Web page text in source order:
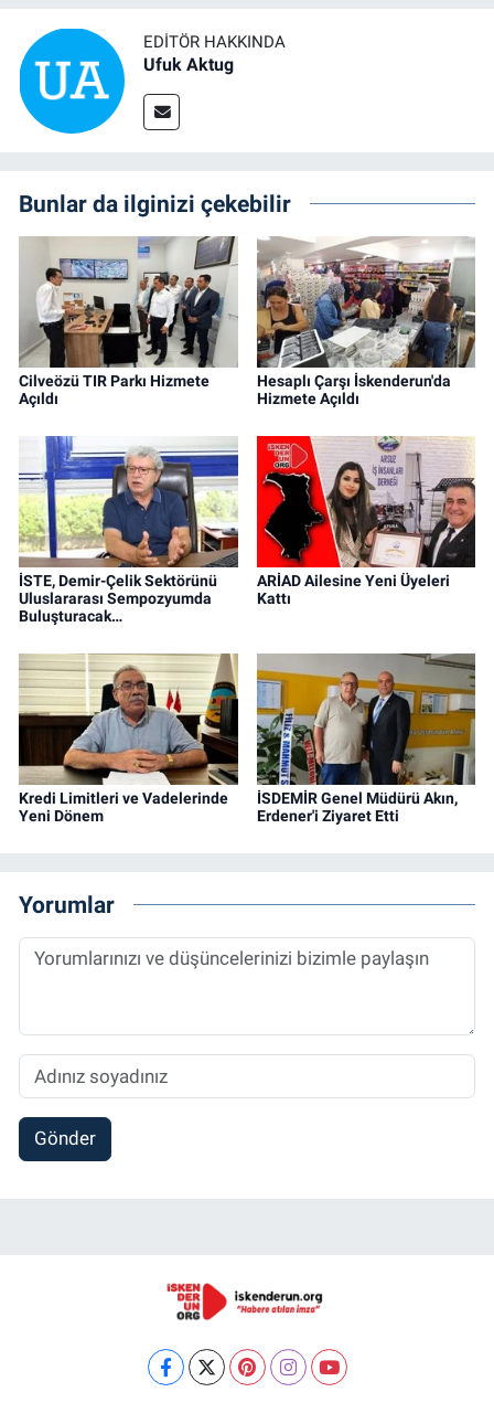
EDITÖR HAKKINDA
Ufuk Aktug
Bunlar da ilginizi çekebilir
Cilveözü TIR Parkı Hizmete
Açıldı
Hesaplı Çarşı İskenderun'da
Hizmete Açıldı
İSTE, Demir-Çelik Sektörünü
Uluslararası Sempozyumda
Buluşturacak…
ARİAD Ailesine Yeni Üyeleri
Kattı
Kredi Limitleri ve Vadelerinde
Yeni Dönem
İSDEMİR Genel Müdürü Akın,
Erdener'i Ziyaret Etti
Yorumlar
Gönder